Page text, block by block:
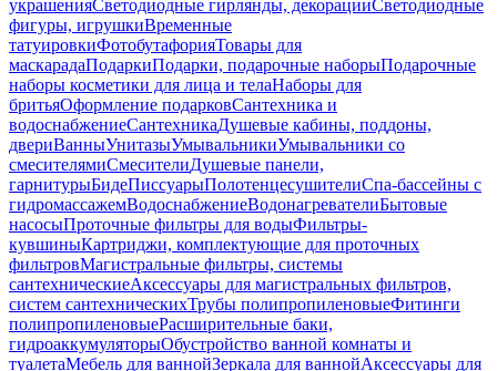
украшенияСветодиодные гирлянды, декорацииСветодиодные
фигуры, игрушкиВременные
татуировкиФотобутафорияТовары для
маскарадаПодаркиПодарки, подарочные наборыПодарочные
наборы косметики для лица и телаНаборы для
бритьяОформление подарковСантехника и
водоснабжениеСантехникаДушевые кабины, поддоны,
двериВанныУнитазыУмывальникиУмывальники со
смесителямиСмесителиДушевые панели,
гарнитурыБидеПиссуарыПолотенцесушителиСпа-бассейны с
гидромассажемВодоснабжениеВодонагревателиБытовые
насосыПроточные фильтры для водыФильтры-
кувшиныКартриджи, комплектующие для проточных
фильтровМагистральные фильтры, системы
сантехническиеАксессуары для магистральных фильтров,
систем сантехническихТрубы полипропиленовыеФитинги
полипропиленовыеРасширительные баки,
гидроаккумуляторыОбустройство ванной комнаты и
туалетаМебель для ваннойЗеркала для ваннойАксессуары для